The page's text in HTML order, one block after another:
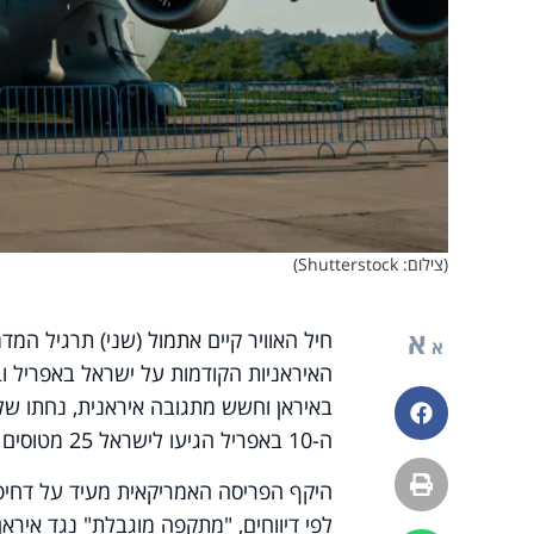
(צילום: Shutterstock)
א א
פייסבוק
הדפסה
חיל האוויר קיים אתמול (שני) תרגיל
ה-10 באפריל הגיעו לישראל 25 מטוסים הנושאים מערכות הגנה מסוג פטריוט ו-THAAD.
היקף הפריסה האמריקאית מעיד על
לפי דיווחים, "מתקפה מוגבלת" נגד